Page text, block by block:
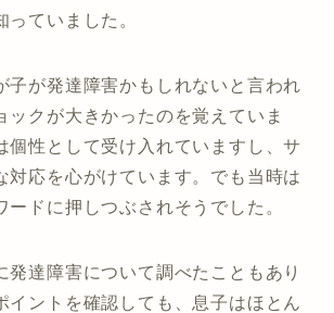
ていました。
子が発達障害かもしれないと言われ
ックが大きかったのを覚えていま
個性として受け入れていますし、サ
対応を心がけています。でも当時は
ードに押しつぶされそうでした。
発達障害について調べたこともあり
イントを確認しても、息子はほとん